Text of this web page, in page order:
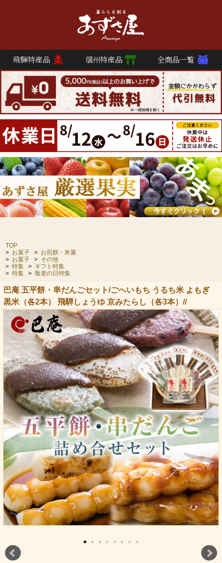
飛騨特産品 信州特産品 全商品一覧
TOP
> お菓子 > お煎餅・米菓
> お菓子 > その他
> 特集 > ギフト特集
> 特集 > 敬老の日特集
巴庵 五平餅・串だんごセット/ごへいもち うるち米 よもぎ
黒米（各2本） 飛騨しょうゆ 京みたらし（各3本）//